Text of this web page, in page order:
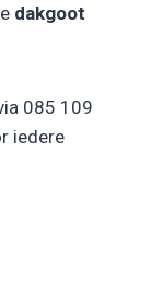
dakgoot
085 109
iedere